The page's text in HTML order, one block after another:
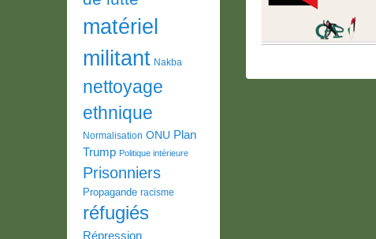
matériel
militant Nakba
nettoyage
ethnique
Normalisation ONU Plan
Trump Politique intérieure
Prisonniers
Propagande racisme
réfugiés
Répression